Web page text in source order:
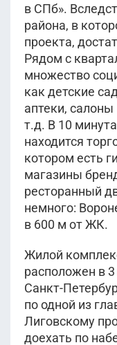
в СПб».
района, в
проекта,
Рядом с
множество
как детские
аптеки,
т.д. В 10
находится
котором есть
магазины
ресторанный
немного:
в 600 м от ЖК.
Жилой
расположен в
Санкт-
по одной из
Лиговскому
доехать по